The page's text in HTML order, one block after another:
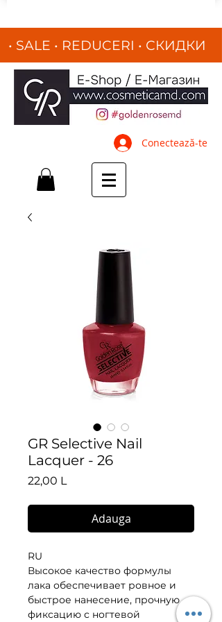
• SALE • REDUCERI • СКИДКИ
•
Conectează-te
GR Selective Nail
Lacquer - 26
22,00 L
Adauga
RU
Высокое качество формулы
лака обеспечивает ровное и
быстрое нанесение, прочную
фиксацию с ногтевой